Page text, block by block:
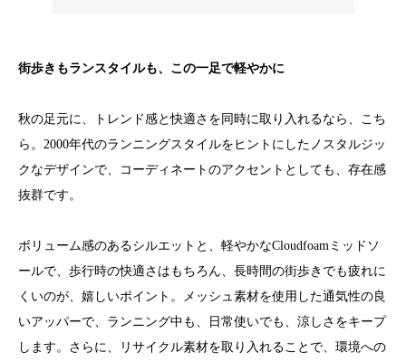
街歩きもランスタイルも、この一足で軽やかに
秋の足元に、トレンド感と快適さを同時に取り入れるなら、こち
ら。2000年代のランニングスタイルをヒントにしたノスタルジッ
クなデザインで、コーディネートのアクセントとしても、存在感
抜群です。
ボリューム感のあるシルエットと、軽やかなCloudfoamミッドソ
ールで、歩行時の快適さはもちろん、長時間の街歩きでも疲れに
くいのが、嬉しいポイント。メッシュ素材を使用した通気性の良
いアッパーで、ランニング中も、日常使いでも、涼しさをキープ
します。さらに、リサイクル素材を取り入れることで、環境への